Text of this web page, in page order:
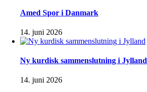
Amed Spor i Danmark
14. juni 2026
Ny kurdisk sammenslutning i Jylland
14. juni 2026